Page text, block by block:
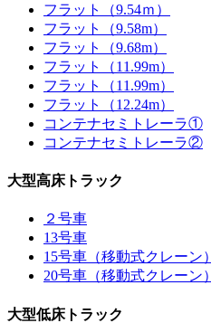
フラット（9.54ｍ）
フラット（9.58m）
フラット（9.68m）
フラット（11.99m）
フラット（11.99m）
フラット（12.24m）
コンテナセミトレーラ①
コンテナセミトレーラ②
大型高床トラック
２号車
13号車
15号車（移動式クレーン）
20号車（移動式クレーン）
大型低床トラック